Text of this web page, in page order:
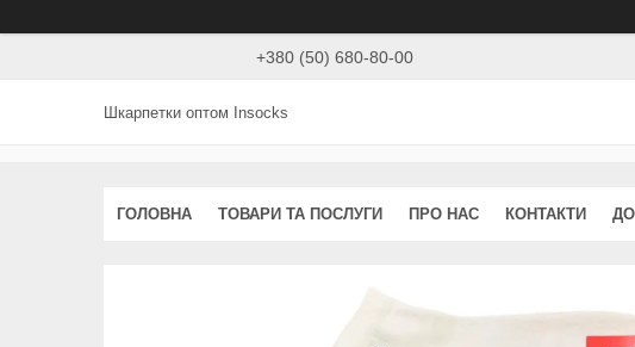
+380 (50) 680-80-00
Шкарпетки оптом Insocks
ГОЛОВНА ТОВАРИ ТА ПОСЛУГИ ПРО НАС КОНТАКТИ